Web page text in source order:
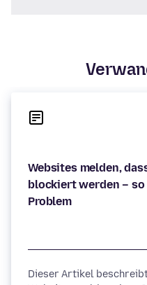
Websites melden,
blockiert werden – so
Problem
Dieser Artikel